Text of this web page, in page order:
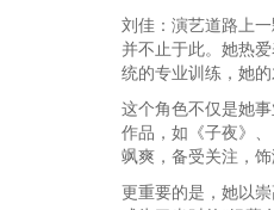
刘佳：演艺道路上
并不止于此。她热
统的专业训练，她
这个角色不仅是她
作品，如《子夜》
飒爽，备受关注，
更重要的是，她以